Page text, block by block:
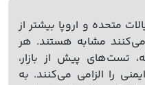
متحده و اروپا بیشتر از
مشابه هستند. هر
تست‌های پیش از بازار،
را الزامی می‌کنند. به